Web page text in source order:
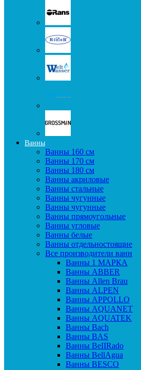
Ванны
Ванны 160 см
Ванны 170 см
Ванны 180 см
Ванны акриловые
Ванны стальные
Ванны чугунные
Ванны чугунные
Ванны прямоугольные
Ванны угловые
Ванны белые
Ванны отдельностоящие
Все производители ванн
Ванны 1 МАРКА
Ванны ABBER
Ванны Allen Brau
Ванны ALPEN
Ванны APPOLLO
Ванны AQUANET
Ванны AQUATEK
Ванны Bach
Ванны BAS
Ванны BeIIRado
Ванны BellAgua
Ванны BESCO